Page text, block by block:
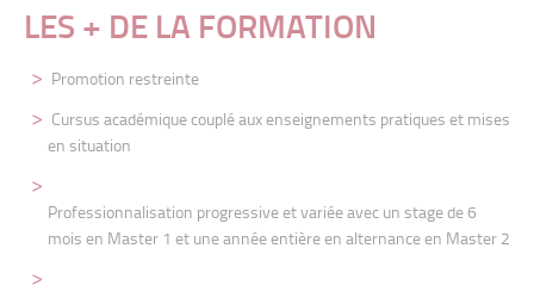
LES + DE LA FORMATION
Promotion restreinte
Cursus académique couplé aux enseignements pratiques et mises
en situation
Professionnalisation progressive et variée avec un stage de 6
mois en Master 1 et une année entière en alternance en Master 2